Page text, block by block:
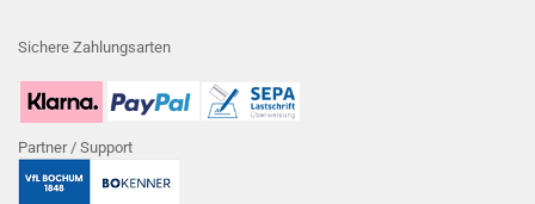
Sichere Zahlungsarten
Partner / Support